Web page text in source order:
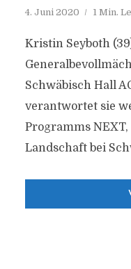
4. Juni 2020 1 Min.
Kristin Seyboth
Schwäbisch Hall
verantwortet sie
Programms
Landschaft bei